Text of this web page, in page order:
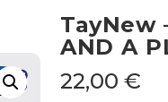
TayNew
AND A
22,00 €